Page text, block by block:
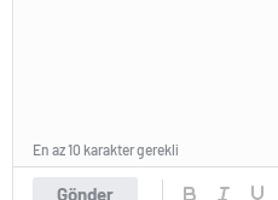
Gönder
En az 10 karakter gerekli